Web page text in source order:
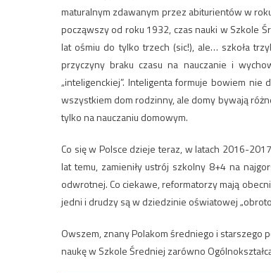
maturalnym zdawanym przez abiturientów w
począwszy od roku 1932, czas nauki w Szkole
lat ośmiu do tylko trzech (sic!), ale… szkoła
przyczyny braku czasu na nauczanie i
„inteligenckiej”. Inteligenta formuje bowiem nie
wszystkiem dom rodzinny, ale domy bywają
tylko na nauczaniu domowym.
Co się w Polsce dzieje teraz, w latach 2016-
lat temu, zamieniły ustrój szkolny 8+4 na
odwrotnej. Co ciekawe, reformatorzy mają
jedni i drudzy są w dziedzinie oświatowej
Owszem, znany Polakom średniego i starszego
naukę w Szkole Średniej zarówno